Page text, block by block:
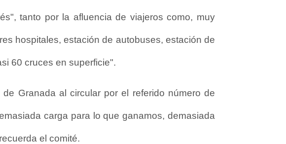
tanto por la afluencia de viajeros como, muy
hospitales, estación de autobuses, estación de
60 cruces en superficie".
Granada al circular por el referido número de
carga para lo que ganamos, demasiada
el comité.